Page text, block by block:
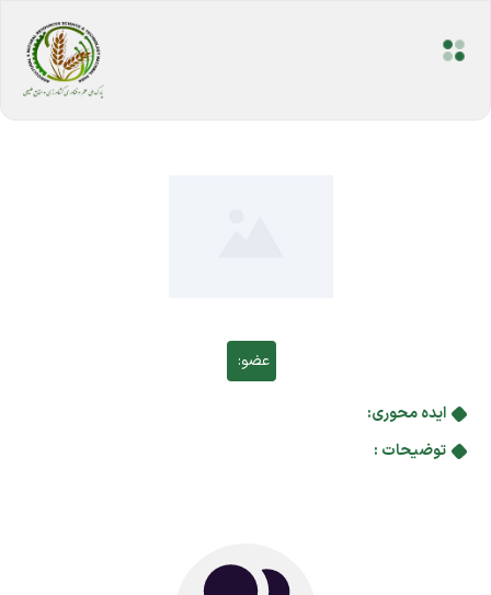
عضو:
ایده محوری:
توضیحات :